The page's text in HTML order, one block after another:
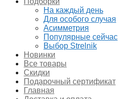
На каждый день
Для особого случая
Асимметрия
Популярные сейчас
Выбор Strelnik
Новинки
Все товары
Скидки
Подарочный сертификат
Главная